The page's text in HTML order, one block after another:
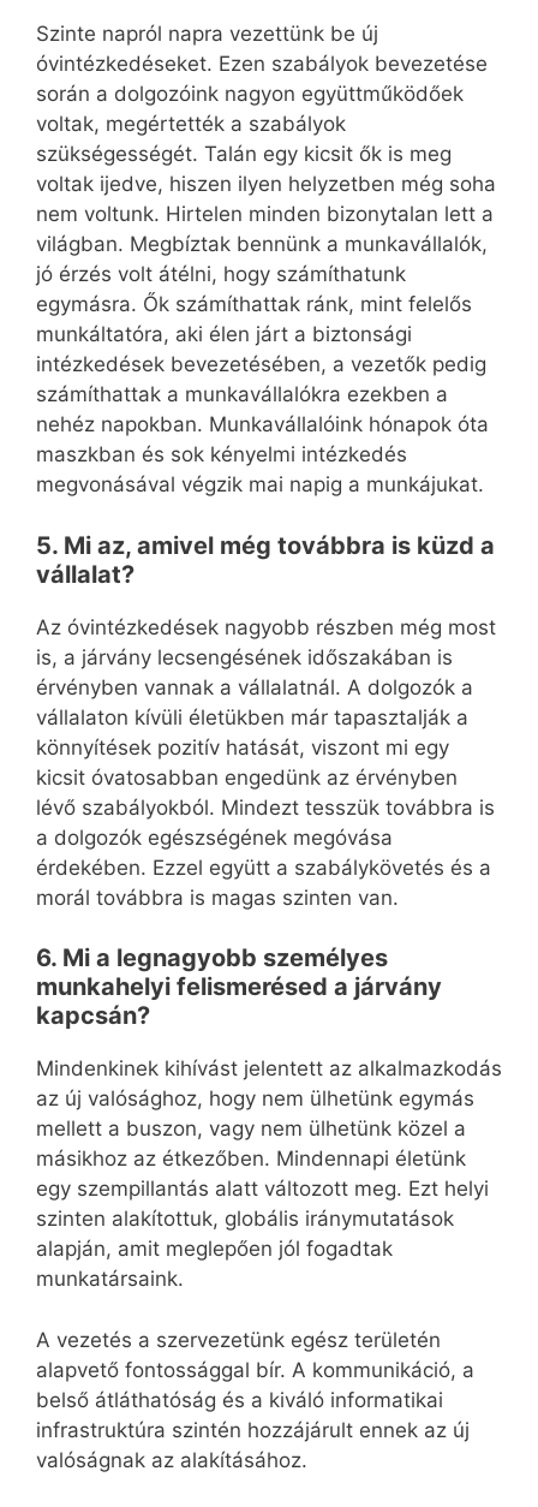
Szinte napról napra vezettünk be új
óvintézkedéseket. Ezen szabályok bevezetése
során a dolgozóink nagyon együttműködőek
voltak, megértették a szabályok
szükségességét. Talán egy kicsit ők is meg
voltak ijedve, hiszen ilyen helyzetben még soha
nem voltunk. Hirtelen minden bizonytalan lett a
világban. Megbíztak bennünk a munkavállalók,
jó érzés volt átélni, hogy számíthatunk
egymásra. Ők számíthattak ránk, mint felelős
munkáltatóra, aki élen járt a biztonsági
intézkedések bevezetésében, a vezetők pedig
számíthattak a munkavállalókra ezekben a
nehéz napokban. Munkavállalóink hónapok óta
maszkban és sok kényelmi intézkedés
megvonásával végzik mai napig a munkájukat.
5. Mi az, amivel még továbbra is küzd a
vállalat?
Az óvintézkedések nagyobb részben még most
is, a járvány lecsengésének időszakában is
érvényben vannak a vállalatnál. A dolgozók a
vállalaton kívüli életükben már tapasztalják a
könnyítések pozitív hatását, viszont mi egy
kicsit óvatosabban engedünk az érvényben
lévő szabályokból. Mindezt tesszük továbbra is
a dolgozók egészségének megóvása
érdekében. Ezzel együtt a szabálykövetés és a
morál továbbra is magas szinten van.
6. Mi a legnagyobb személyes
munkahelyi felismerésed a járvány
kapcsán?
Mindenkinek kihívást jelentett az alkalmazkodás
az új valósághoz, hogy nem ülhetünk egymás
mellett a buszon, vagy nem ülhetünk közel a
másikhoz az étkezőben. Mindennapi életünk
egy szempillantás alatt változott meg. Ezt helyi
szinten alakítottuk, globális iránymutatások
alapján, amit meglepően jól fogadtak
munkatársaink.
A vezetés a szervezetünk egész területén
alapvető fontossággal bír. A kommunikáció, a
belső átláthatóság és a kiváló informatikai
infrastruktúra szintén hozzájárult ennek az új
valóságnak az alakításához.